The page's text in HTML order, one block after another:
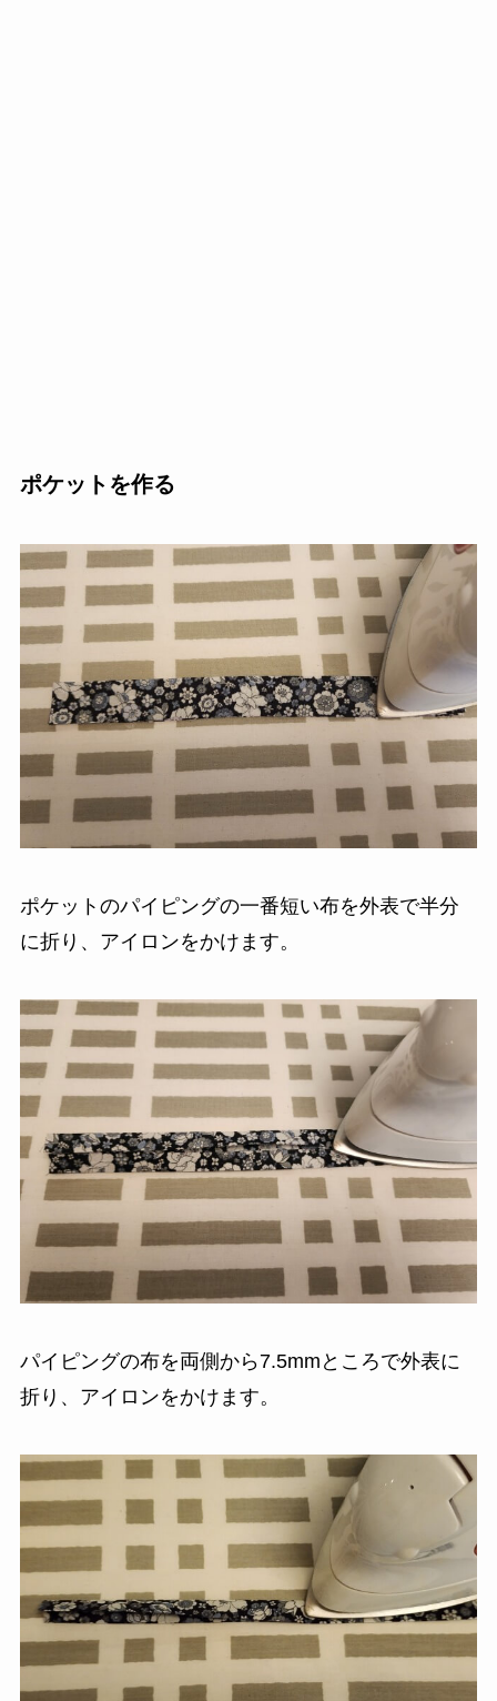
ポケットを作る
ポケットのパイピングの一番短い布を外表で半分
に折り、アイロンをかけます。
パイピングの布を両側から7.5mmところで外表に
折り、アイロンをかけます。